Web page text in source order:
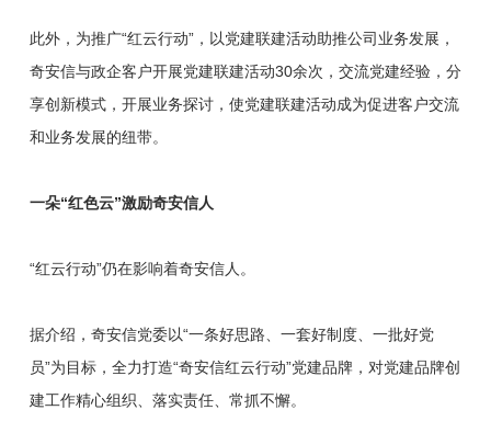
此外，为推广“红云行动”，以党建联建活动助推公司业务发展，
奇安信与政企客户开展党建联建活动30余次，交流党建经验，分
享创新模式，开展业务探讨，使党建联建活动成为促进客户交流
和业务发展的纽带。
一朵“红色云”激励奇安信人
“红云行动”仍在影响着奇安信人。
据介绍，奇安信党委以“一条好思路、一套好制度、一批好党
员”为目标，全力打造“奇安信红云行动”党建品牌，对党建品牌创
建工作精心组织、落实责任、常抓不懈。